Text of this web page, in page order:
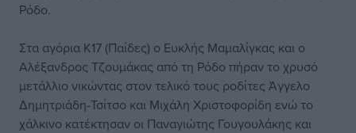
Ρόδο.
Στα αγόρια Κ17 (Παίδες) ο Ευκλής Μαμαλίγκας και ο
Αλέξανδρος Τζουμάκας από τη Ρόδο πήραν το χρυσό
μετάλλιο νικώντας στον τελικό τους ροδίτες Άγγελο
Δημητριάδη-Τσίτσο και Μιχάλη Χριστοφορίδη ενώ το
χάλκινο κατέκτησαν οι Παναγιώτης Γουγουλάκης και